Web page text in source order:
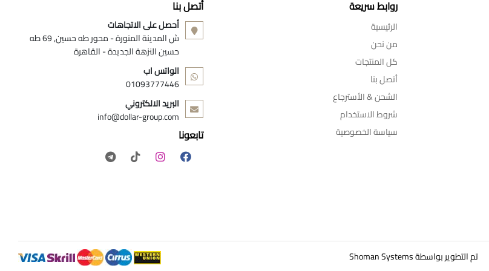
روابط سريعة
الرئيسية
من نحن
كل المنتجات
أتصل بنا
الشحن & الأسترجاع
شروط الاستخدام
سياسة الخصوصية
أتصل بنا
أحصل على الاتجاهات
ش المدينة المنورة - محور طه حسين, 69 طه
حسين النزهة الجديدة - القاهرة
الواتس اب
01093777446
البريد الالكتروني
info@dollar-group.com
تابعونا
تم التطوير بواسطةShoman Systems